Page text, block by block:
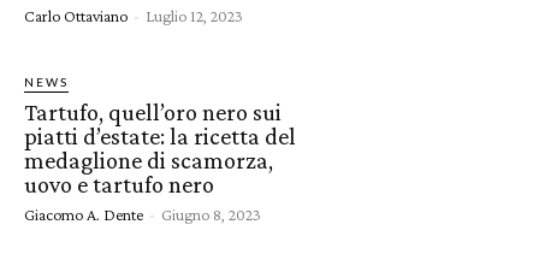
Carlo Ottaviano - Luglio 12, 2023
NEWS
Tartufo, quell’oro nero sui
piatti d’estate: la ricetta del
medaglione di scamorza,
uovo e tartufo nero
Giacomo A. Dente - Giugno 8, 2023